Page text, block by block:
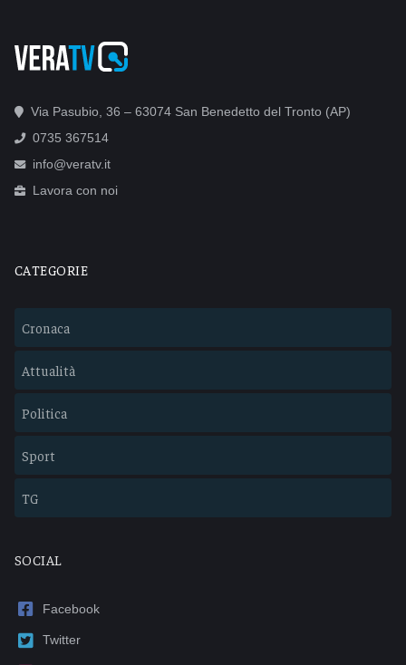
Via Pasubio, 36 – 63074 San Benedetto del Tronto (AP)
0735 367514
info@veratv.it
Lavora con noi
CATEGORIE
Cronaca
Attualità
Politica
Sport
TG
SOCIAL
Facebook
Twitter